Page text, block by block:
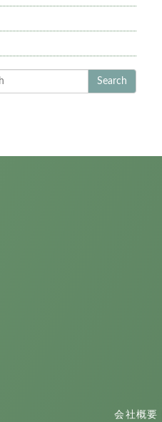
Search
会社概要